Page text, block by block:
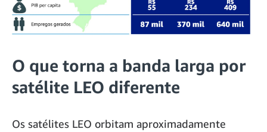
O que torna a banda larga por
satélite LEO diferente
Os satélites LEO orbitam aproximadamente